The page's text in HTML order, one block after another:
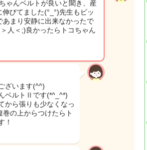
ゃんベルトが良いと聞き、産
びてました(°_°)先生もビッ
まり安静に出来なかったで
人＜;)良かったらトコちゃん
ざいます(^^)
ベルトⅡです(*^_^*)
から張りも少なくなっ
の上からつけたらト
！